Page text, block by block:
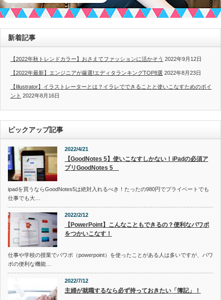
新着記事
【2022年秋トレンドカラー】おさえてファッションに活かそう 2022年9月12日
【2022年最新】エンジニアが厳選!エディタランキングTOP8選 2022年8月23日
【Illustrator】イラストレーターとは？イラレでできることと使いこなすためのポイ
ント 2022年8月16日
ピックアップ記事
2022/4/21
【GoodNotes 5】使いこなすしかない！iPadの必須ア
プリGoodNotes 5
ipadを買うならGoodNotes5は絶対入れるべき！たったの980円でプライベートでも
仕事でも大…
2022/2/12
【PowerPoint】こんなこともできるの？便利なパワポ
をつかいこなす！
仕事や学校の授業でパワポ（powerpoint）を使ったことがある人は多いですが、パワ
ポの便利な機能…
2022/7/12
主婦が就職するなら必ず持っておきたい「簿記」！